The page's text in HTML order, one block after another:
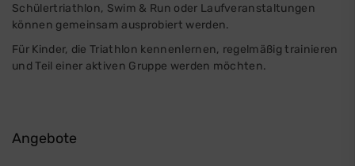
Schülertriathlon, Swim & Run oder Laufveranstaltungen
können gemeinsam ausprobiert werden.
Für Kinder, die Triathlon kennenlernen, regelmäßig trainieren
und Teil einer aktiven Gruppe werden möchten.
Angebote